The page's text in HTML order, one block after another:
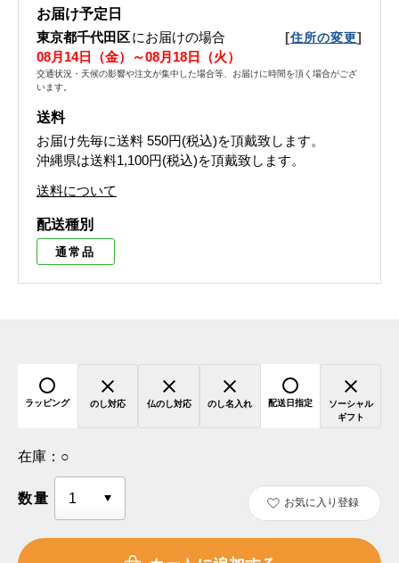
お届け予定日
東京都千代田区にお届けの場合 [住所の変更]
08月14日（金）～08月18日（火）
交通状況・天候の影響や注文が集中した場合等、お届けに時間を頂く場合がござ
います。
送料
お届け先毎に送料 550円(税込)を頂戴致します。
沖縄県は送料1,100円(税込)を頂戴致します。
送料について
配送種別
通常品
ラッピング のし対応 仏のし対応 のし名入れ 配送日指定
ソーシャル
ギフト
在庫： ○
数量 お気に入り登録